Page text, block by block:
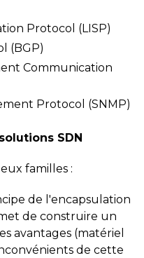
Protocol (LISP)
(BGP)
Communication
Protocol (SNMP)
SDN
familles :
de l'encapsulation
de construire un
avantages (matériel
de cette